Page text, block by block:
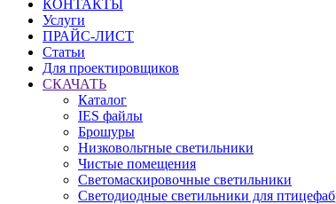
КОНТАКТЫ
Услуги
ПРАЙС-ЛИСТ
Статьи
Для проектировщиков
СКАЧАТЬ
Каталог
IES файлы
Брошуры
Низковольтные светильники
Чистые помещения
Светомаскировочные светильники
Светодиодные светильники для